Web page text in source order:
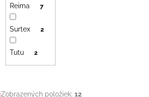
Reima 7
Surtex 2
Tutu 2
Zobrazených položiek: 12